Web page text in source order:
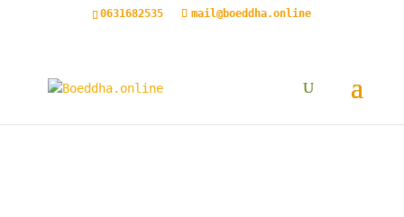
0631682535 mail@boeddha.online
boeddha.online